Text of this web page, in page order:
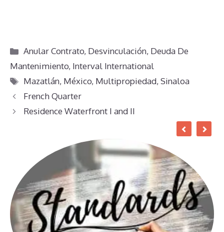
Categorías
Anular Contrato, Desvinculación, Deuda De
Mantenimiento, Interval International
Etiquetas
Mazatlán, México, Multipropiedad,Sinaloa
French Quarter
Residence Waterfront I and II